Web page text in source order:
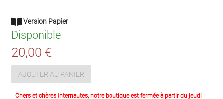
Version Papier
Disponible
20,00 €
AJOUTER AU PANIER
Chers et chères Internautes, notre boutique est fermée à partir du jeudi